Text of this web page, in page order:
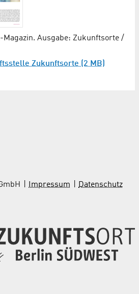
Magazin. Ausgabe: Zukunftsorte /
Zukunftsorte (2 MB)
Impressum Datenschutz